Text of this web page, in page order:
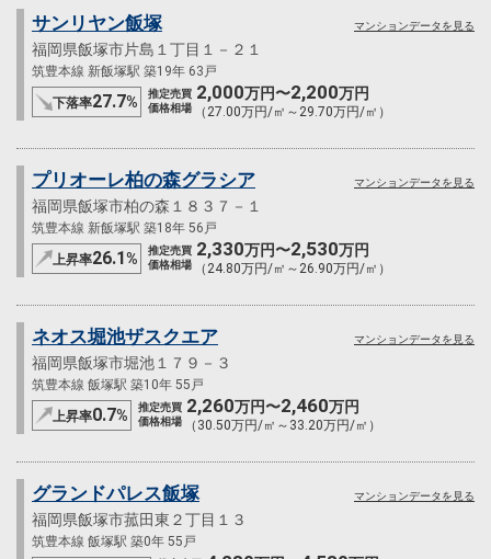
サンリヤン飯塚
福岡県飯塚市片島１丁目１－２１
筑豊本線 新飯塚駅 築19年 63戸
下落率27.7%
推定売買
価格相場
2,000万円〜2,200万円
（27.00万円/㎡～29.70万円/㎡）
マンションデータを見る
プリオーレ柏の森グラシア
福岡県飯塚市柏の森１８３７－１
筑豊本線 新飯塚駅 築18年 56戸
上昇率26.1%
推定売買
価格相場
2,330万円〜2,530万円
（24.80万円/㎡～26.90万円/㎡）
マンションデータを見る
ネオス堀池ザスクエア
福岡県飯塚市堀池１７９－３
筑豊本線 飯塚駅 築10年 55戸
上昇率0.7%
推定売買
価格相場
2,260万円〜2,460万円
（30.50万円/㎡～33.20万円/㎡）
マンションデータを見る
グランドパレス飯塚
福岡県飯塚市菰田東２丁目１３
筑豊本線 飯塚駅 築0年 55戸
マンションデータを見る